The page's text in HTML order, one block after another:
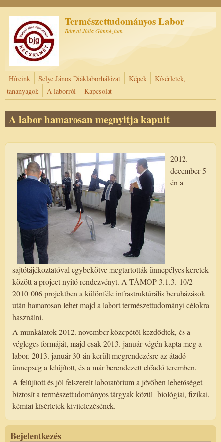
Természettudományos Labor
Bányai Júlia Gimnázium
Híreink Selye János Diáklaborhálózat Képek
Kísérletek,
tananyagok
A laborról Kapcsolat
A labor hamarosan megnyitja kapuit
2012.
december 5-
én a
sajtótájékoztatóval egybekötve megtartották ünnepélyes keretek
között a project nyitó rendezvényt. A TÁMOP-3.1.3.-10/2-
2010-006 projektben a különféle infrastruktúrális beruházások
után hamarosan lehet majd a labort természettudományi célokra
használni.
A munkálatok 2012. november közepétől kezdődtek, és a
végleges formáját, majd csak 2013. január végén kapta meg a
labor. 2013. január 30-án került megrendezésre az átadó
ünnepség a felújított, és a már berendezett előadó teremben.
A felújított és jól felszerelt laboratórium a jövőben lehetőséget
biztosít a természettudományos tárgyak közül biológiai, fizikai,
kémiai kísérletek kivitelezésének.
Bejelentkezés